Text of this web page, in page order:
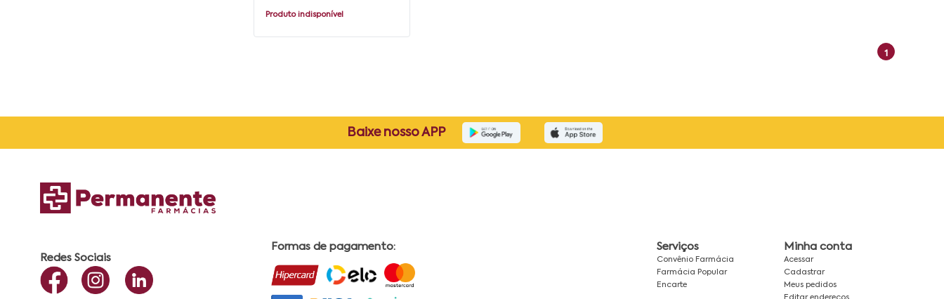
Produto indisponível
1
Baixe nosso APP
Redes Sociais
Formas de pagamento: Serviços
Convênio Farmácia
Farmácia Popular
Encarte
Minha conta
Acessar
Cadastrar
Meus pedidos